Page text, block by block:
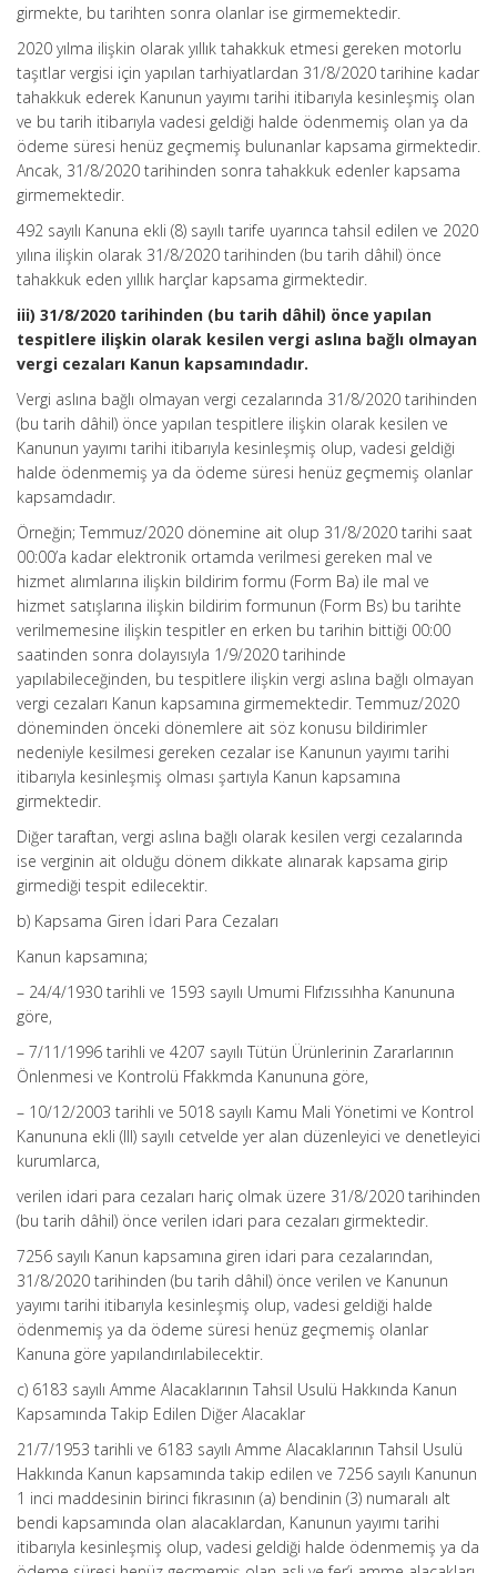
girmekte, bu tarihten sonra olanlar ise girmemektedir.
2020 yılma ilişkin olarak yıllık tahakkuk etmesi gereken motorlu
taşıtlar vergisi için yapılan tarhiyatlardan 31/8/2020 tarihine kadar
tahakkuk ederek Kanunun yayımı tarihi itibarıyla kesinleşmiş olan
ve bu tarih itibarıyla vadesi geldiği halde ödenmemiş olan ya da
ödeme süresi henüz geçmemiş bulunanlar kapsama girmektedir.
Ancak, 31/8/2020 tarihinden sonra tahakkuk edenler kapsama
girmemektedir.
492 sayılı Kanuna ekli (8) sayılı tarife uyarınca tahsil edilen ve 2020
yılına ilişkin olarak 31/8/2020 tarihinden (bu tarih dâhil) önce
tahakkuk eden yıllık harçlar kapsama girmektedir.
iii) 31/8/2020 tarihinden (bu tarih dâhil) önce yapılan
tespitlere ilişkin olarak kesilen vergi aslına bağlı olmayan
vergi cezaları Kanun kapsamındadır.
Vergi aslına bağlı olmayan vergi cezalarında 31/8/2020 tarihinden
(bu tarih dâhil) önce yapılan tespitlere ilişkin olarak kesilen ve
Kanunun yayımı tarihi itibarıyla kesinleşmiş olup, vadesi geldiği
halde ödenmemiş ya da ödeme süresi henüz geçmemiş olanlar
kapsamdadır.
Örneğin; Temmuz/2020 dönemine ait olup 31/8/2020 tarihi saat
00:00’a kadar elektronik ortamda verilmesi gereken mal ve
hizmet alımlarına ilişkin bildirim formu (Form Ba) ile mal ve
hizmet satışlarına ilişkin bildirim formunun (Form Bs) bu tarihte
verilmemesine ilişkin tespitler en erken bu tarihin bittiği 00:00
saatinden sonra dolayısıyla 1/9/2020 tarihinde
yapılabileceğinden, bu tespitlere ilişkin vergi aslına bağlı olmayan
vergi cezaları Kanun kapsamına girmemektedir. Temmuz/2020
döneminden önceki dönemlere ait söz konusu bildirimler
nedeniyle kesilmesi gereken cezalar ise Kanunun yayımı tarihi
itibarıyla kesinleşmiş olması şartıyla Kanun kapsamına
girmektedir.
Diğer taraftan, vergi aslına bağlı olarak kesilen vergi cezalarında
ise verginin ait olduğu dönem dikkate alınarak kapsama girip
girmediği tespit edilecektir.
b) Kapsama Giren İdari Para Cezaları
Kanun kapsamına;
– 24/4/1930 tarihli ve 1593 sayılı Umumi Flıfzıssıhha Kanununa
göre,
– 7/11/1996 tarihli ve 4207 sayılı Tütün Ürünlerinin Zararlarının
Önlenmesi ve Kontrolü Ffakkmda Kanununa göre,
– 10/12/2003 tarihli ve 5018 sayılı Kamu Mali Yönetimi ve Kontrol
Kanununa ekli (III) sayılı cetvelde yer alan düzenleyici ve denetleyici
kurumlarca,
verilen idari para cezaları hariç olmak üzere 31/8/2020 tarihinden
(bu tarih dâhil) önce verilen idari para cezaları girmektedir.
7256 sayılı Kanun kapsamına giren idari para cezalarından,
31/8/2020 tarihinden (bu tarih dâhil) önce verilen ve Kanunun
yayımı tarihi itibarıyla kesinleşmiş olup, vadesi geldiği halde
ödenmemiş ya da ödeme süresi henüz geçmemiş olanlar
Kanuna göre yapılandırılabilecektir.
c) 6183 sayılı Amme Alacaklarının Tahsil Usulü Hakkında Kanun
Kapsamında Takip Edilen Diğer Alacaklar
21/7/1953 tarihli ve 6183 sayılı Amme Alacaklarının Tahsil Usulü
Hakkında Kanun kapsamında takip edilen ve 7256 sayılı Kanunun
1 inci maddesinin birinci fıkrasının (a) bendinin (3) numaralı alt
bendi kapsamında olan alacaklardan, Kanunun yayımı tarihi
itibarıyla kesinleşmiş olup, vadesi geldiği halde ödenmemiş ya da